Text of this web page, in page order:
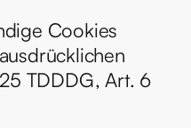
Cookies
TDDDG, Art. 6